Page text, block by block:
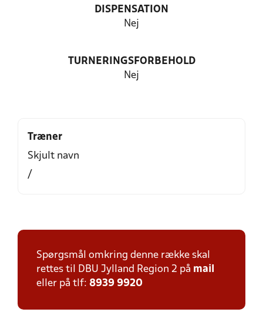
DISPENSATION
Nej
TURNERINGSFORBEHOLD
Nej
Træner
Skjult navn
/
Spørgsmål omkring denne række skal
rettes til DBU Jylland Region 2 på mail
eller på tlf: 8939 9920